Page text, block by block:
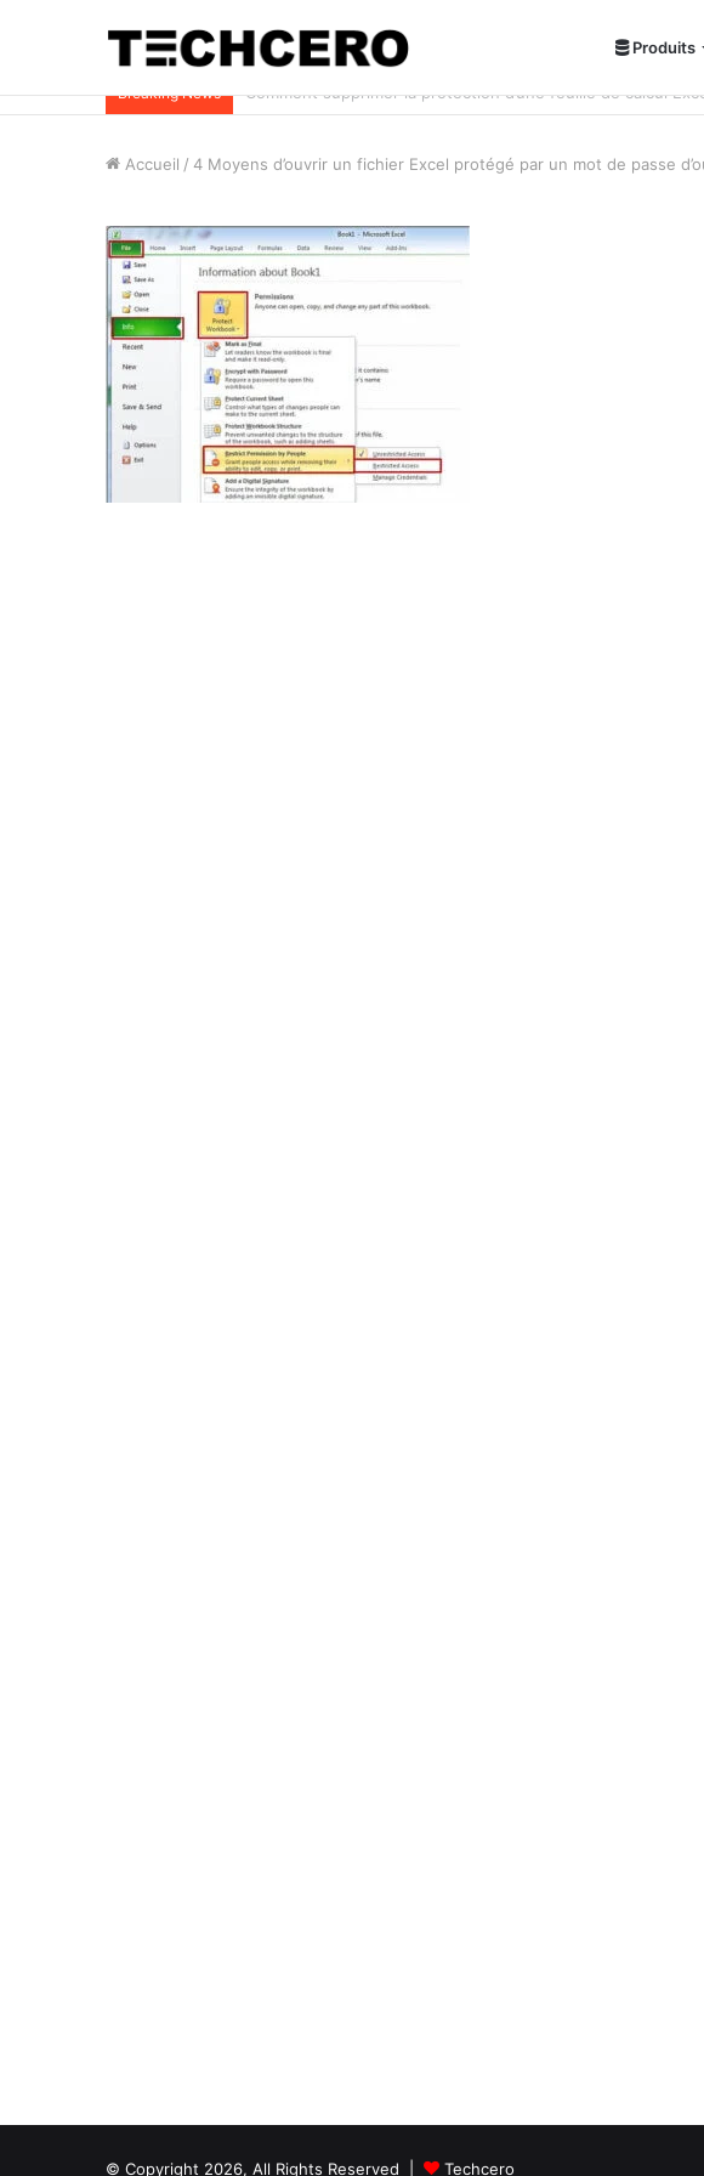
Produits
Breaking News Impossible d’ouvrir un fichier Excel ? Voici 7 solutions !
Accueil / 4 Moyens d’ouvrir un fichier Excel protégé par un mot de passe
© Copyright 2026, All Rights Reserved | Techcero